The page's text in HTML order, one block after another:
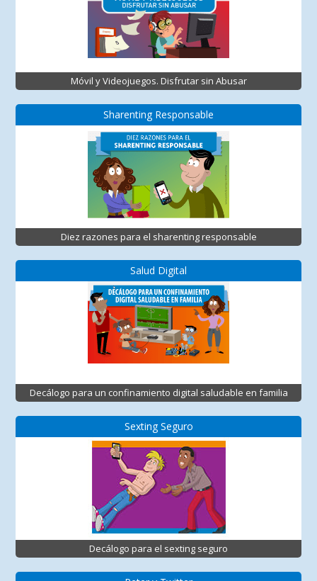
Móvil y Videojuegos. Disfrutar sin Abusar
Sharenting Responsable
Diez razones para el sharenting responsable
Salud Digital
Decálogo para un confinamiento digital saludable en familia
Sexting Seguro
Decálogo para el sexting seguro